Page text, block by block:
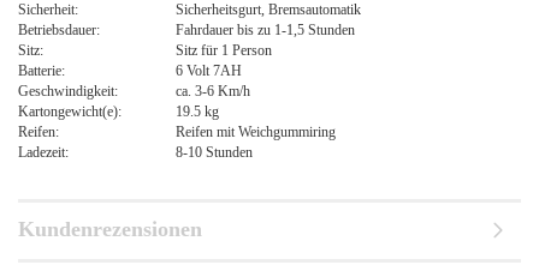
Sicherheit:
Sicherheitsgurt, Bremsautomatik
Betriebsdauer:
Fahrdauer bis zu 1-1,5 Stunden
Sitz:
Sitz für 1 Person
Batterie:
6 Volt 7AH
Geschwindigkeit:
ca. 3-6 Km/h
Kartongewicht(e):
19.5 kg
Reifen:
Reifen mit Weichgummiring
Ladezeit:
8-10 Stunden
Kundenrezensionen